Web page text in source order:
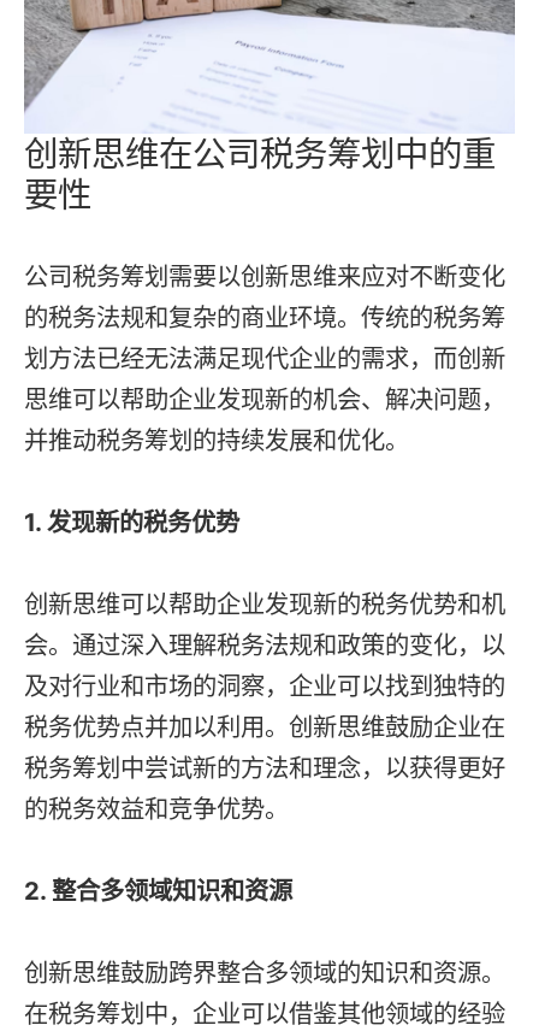
创新思维在公司税务筹划中的重
要性
公司税务筹划需要以创新思维来应对不断变化
的税务法规和复杂的商业环境。传统的税务筹
划方法已经无法满足现代企业的需求，而创新
思维可以帮助企业发现新的机会、解决问题，
并推动税务筹划的持续发展和优化。
1. 发现新的税务优势
创新思维可以帮助企业发现新的税务优势和机
会。通过深入理解税务法规和政策的变化，以
及对行业和市场的洞察，企业可以找到独特的
税务优势点并加以利用。创新思维鼓励企业在
税务筹划中尝试新的方法和理念，以获得更好
的税务效益和竞争优势。
2. 整合多领域知识和资源
创新思维鼓励跨界整合多领域的知识和资源。
在税务筹划中，企业可以借鉴其他领域的经验